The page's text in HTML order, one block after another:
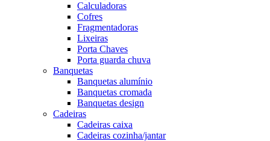
Calculadoras
Cofres
Fragmentadoras
Lixeiras
Porta Chaves
Porta guarda chuva
Banquetas
Banquetas alumínio
Banquetas cromada
Banquetas design
Cadeiras
Cadeiras caixa
Cadeiras cozinha/jantar